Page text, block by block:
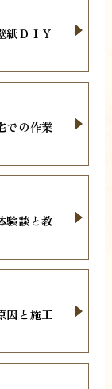
紙ＤＩＹ
での作業
験談と教
因と施工